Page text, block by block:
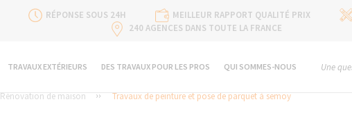
RÉPONSE SOUS 24H MEILLEUR RAPPORT QUALITÉ PRIX
240 AGENCES DANS TOUTE LA FRANCE
TRAVAUX EXTÉRIEURS DES TRAVAUX POUR LES PROS QUI SOMMES-NOUS Une
Rénovation de maison Travaux de peinture et pose de parquet à semoy